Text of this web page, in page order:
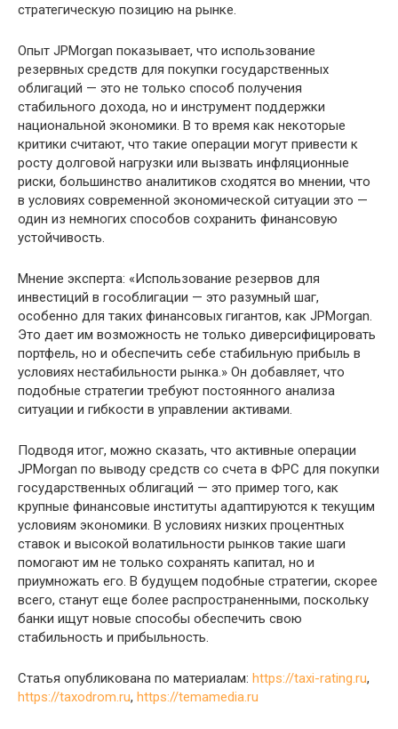
стратегическую позицию на рынке.
Опыт JPMorgan показывает, что использование
резервных средств для покупки государственных
облигаций — это не только способ получения
стабильного дохода, но и инструмент поддержки
национальной экономики. В то время как некоторые
критики считают, что такие операции могут привести к
росту долговой нагрузки или вызвать инфляционные
риски, большинство аналитиков сходятся во мнении, что
в условиях современной экономической ситуации это —
один из немногих способов сохранить финансовую
устойчивость.
Мнение эксперта: «Использование резервов для
инвестиций в гособлигации — это разумный шаг,
особенно для таких финансовых гигантов, как JPMorgan.
Это дает им возможность не только диверсифицировать
портфель, но и обеспечить себе стабильную прибыль в
условиях нестабильности рынка.» Он добавляет, что
подобные стратегии требуют постоянного анализа
ситуации и гибкости в управлении активами.
Подводя итог, можно сказать, что активные операции
JPMorgan по выводу средств со счета в ФРС для покупки
государственных облигаций — это пример того, как
крупные финансовые институты адаптируются к текущим
условиям экономики. В условиях низких процентных
ставок и высокой волатильности рынков такие шаги
помогают им не только сохранять капитал, но и
приумножать его. В будущем подобные стратегии, скорее
всего, станут еще более распространенными, поскольку
банки ищут новые способы обеспечить свою
стабильность и прибыльность.
Статья опубликована по материалам: https://taxi-rating.ru,
https://taxodrom.ru, https://temamedia.ru